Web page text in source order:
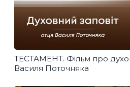
ТЕСТАМЕНТ. Фільм про
Василя Поточняка